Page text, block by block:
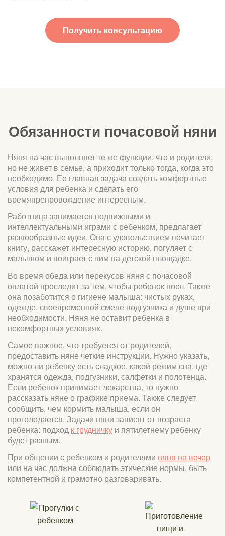
Получить консультацию
Обязанности почасовой няни
Няня на час выполняет те же функции, что и родители,
но не живет в семье, а приходит только тогда, когда это
необходимо. Ее главная задача создать комфортные
условия для ребенка и сделать его
времяпрепровождение интересным.
Работница занимается подвижными и
интеллектуальными играми с ребенком, предлагает
разнообразные идеи. Она с удовольствием почитает
книгу, расскажет интересную историю, погуляет с
малышом и поиграет с ним на детской площадке.
Во время обеда или перекусов няня с почасовой
оплатой проследит за тем, чтобы ребенок поел. Также
она позаботится о гигиене малыша: чистых руках,
одежде, своевременной смене подгузника и душе при
необходимости. Няня не оставит ребенка в
некомфортных условиях.
Самое важное, что требуется от родителей,
предоставить няне четкие инструкции. Нужно указать,
можно ли ребенку есть сладкое, какой режим сна, где
хранятся одежда, подгузники, салфетки и полотенца.
Если ребенок принимает лекарства, то нужно
рассказать няне о графике приема. Также следует
сообщить, чем кормить малыша, если он
проголодается. Задачи няни зависят от возраста
ребенка: подход к грудничку и пятилетнему ребенку
будет разным.
При общении с ребенком и родителями няня на вечер
или на час должна соблюдать этические нормы, быть
компетентной и грамотно разговаривать.